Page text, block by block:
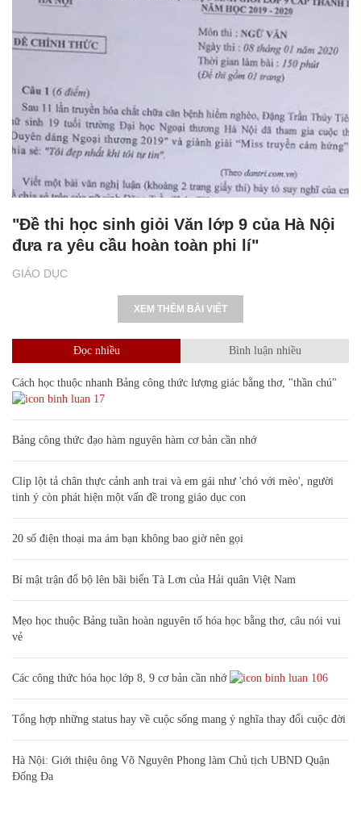
GIÁO DỤC
"Đề thi học sinh giỏi Văn lớp 9 của Hà Nội
đưa ra yêu cầu hoàn toàn phi lí"
XEM THÊM BÀI VIẾT
Đọc nhiều Bình luận nhiều
Cách học thuộc nhanh Bảng công thức lượng giác bằng thơ, "thần chú"
17
Bảng công thức đạo hàm nguyên hàm cơ bản cần nhớ
Clip lột tả chân thực cảnh anh trai và em gái như 'chó với mèo', người
tinh ý còn phát hiện một vấn đề trong giáo dục con
20 số điện thoại ma ám bạn không bao giờ nên gọi
Bí mật trận đổ bộ lên bãi biển Tà Lơn của Hải quân Việt Nam
Mẹo học thuộc Bảng tuần hoàn nguyên tố hóa học bằng thơ, câu nói vui
vẻ
Các công thức hóa học lớp 8, 9 cơ bản cần nhớ 106
Tổng hợp những status hay về cuộc sống mang ý nghĩa thay đổi cuộc đời
Hà Nội: Giới thiệu ông Võ Nguyên Phong làm Chủ tịch UBND Quận
Đống Đa